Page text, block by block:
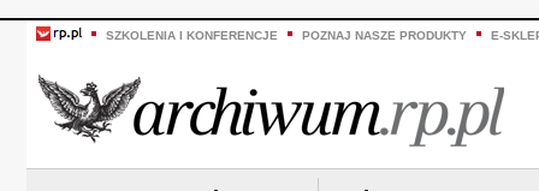
SZKOLENIA I KONFERENCJE POZNAJ NASZE PRODUKTY E-